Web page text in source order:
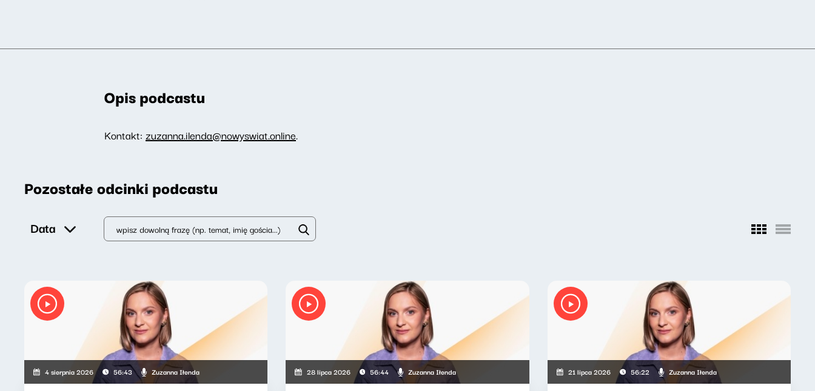
Opis podcastu
Kontakt: zuzanna.ilenda@nowyswiat.online.
Pozostałe odcinki podcastu
Data
4 sierpnia 2026 56:43 Zuzanna Iłenda 28 lipca 2026 56:44 Zuzanna Iłenda 21 lipca 2026 56:22 Zuzanna Iłenda